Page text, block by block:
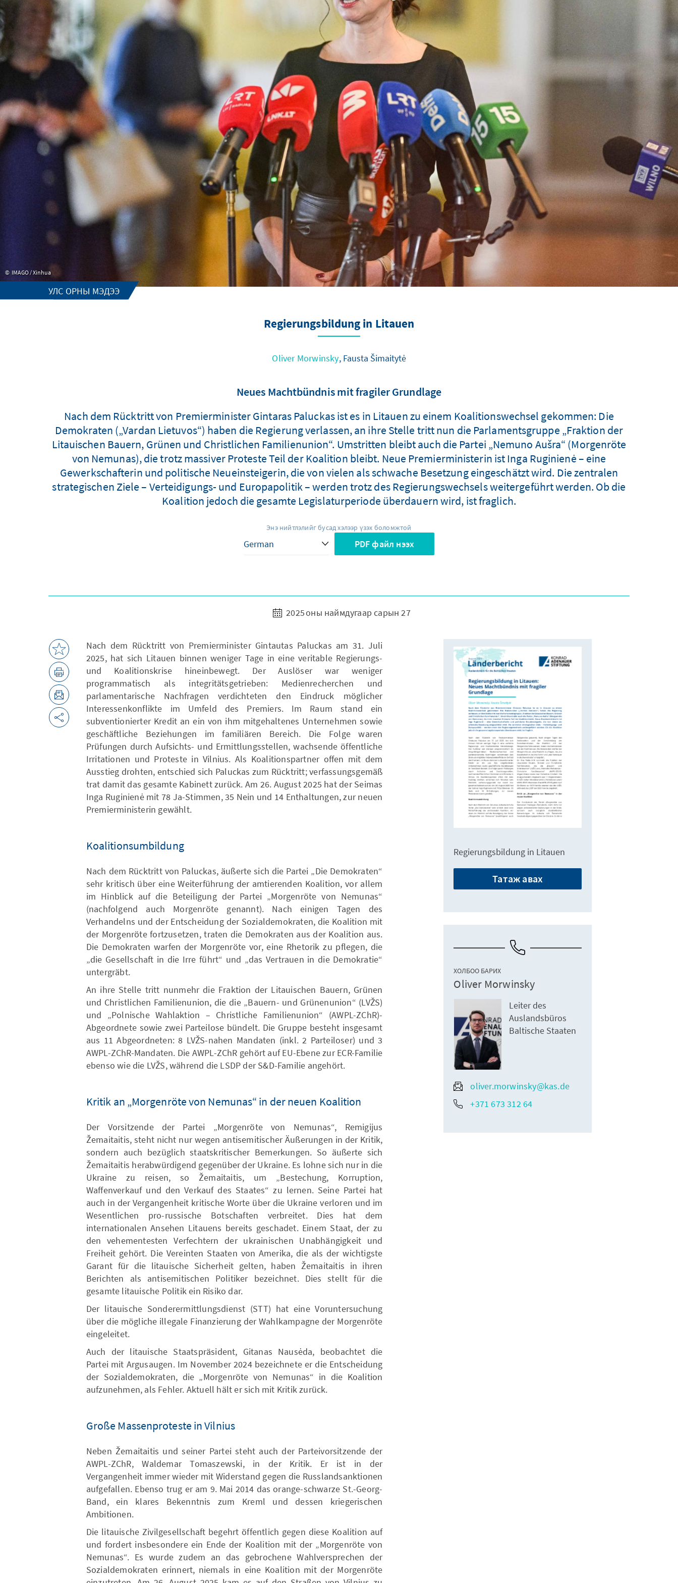
IMAGO / Xinhua
УЛС ОРНЫ МЭДЭЭ
Regierungsbildung in Litauen
Oliver Morwinsky, Fausta Šimaitytė
Neues Machtbündnis mit fragiler Grundlage
Nach dem Rücktritt von Premierminister Gintaras Paluckas ist es in Litauen zu einem Koalitionswechsel gekommen: Die
Demokraten („Vardan Lietuvos“) haben die Regierung verlassen, an ihre Stelle tritt nun die Parlamentsgruppe „Fraktion der
Litauischen Bauern, Grünen und Christlichen Familienunion“. Umstritten bleibt auch die Partei „Nemuno Aušra“ (Morgenröte
von Nemunas), die trotz massiver Proteste Teil der Koalition bleibt. Neue Premierministerin ist Inga Ruginienė – eine
Gewerkschafterin und politische Neueinsteigerin, die von vielen als schwache Besetzung eingeschätzt wird. Die zentralen
strategischen Ziele – Verteidigungs- und Europapolitik – werden trotz des Regierungswechsels weitergeführt werden. Ob die
Koalition jedoch die gesamte Legislaturperiode überdauern wird, ist fraglich.
Энэ нийтлэлийг бусад хэлээр үзэх боломжтой
PDF файл нээх
2025 оны наймдугаар сарын 27
Nach dem Rücktritt von Premierminister Gintautas Paluckas am 31. Juli
2025, hat sich Litauen binnen weniger Tage in eine veritable Regierungs-
und Koalitionskrise hineinbewegt. Der Auslöser war weniger
programmatisch als integritätsgetrieben: Medienrecherchen und
parlamentarische Nachfragen verdichteten den Eindruck möglicher
Interessenkonflikte im Umfeld des Premiers. Im Raum stand ein
subventionierter Kredit an ein von ihm mitgehaltenes Unternehmen sowie
geschäftliche Beziehungen im familiären Bereich. Die Folge waren
Prüfungen durch Aufsichts- und Ermittlungsstellen, wachsende öffentliche
Irritationen und Proteste in Vilnius. Als Koalitionspartner offen mit dem
Ausstieg drohten, entschied sich Paluckas zum Rücktritt; verfassungsgemäß
trat damit das gesamte Kabinett zurück. Am 26. August 2025 hat der Seimas
Inga Ruginienė mit 78 Ja-Stimmen, 35 Nein und 14 Enthaltungen, zur neuen
Premierministerin gewählt.
Koalitionsumbildung
Nach dem Rücktritt von Paluckas, äußerte sich die Partei „Die Demokraten“
sehr kritisch über eine Weiterführung der amtierenden Koalition, vor allem
im Hinblick auf die Beteiligung der Partei „Morgenröte von Nemunas“
(nachfolgend auch Morgenröte genannt). Nach einigen Tagen des
Verhandelns und der Entscheidung der Sozialdemokraten, die Koalition mit
der Morgenröte fortzusetzen, traten die Demokraten aus der Koalition aus.
Die Demokraten warfen der Morgenröte vor, eine Rhetorik zu pflegen, die
„die Gesellschaft in die Irre führt“ und „das Vertrauen in die Demokratie“
untergräbt.
An ihre Stelle tritt nunmehr die Fraktion der Litauischen Bauern, Grünen
und Christlichen Familienunion, die die „Bauern- und Grünenunion“ (LVŽS)
und „Polnische Wahlaktion – Christliche Familienunion“ (AWPL-ZChR)-
Abgeordnete sowie zwei Parteilose bündelt. Die Gruppe besteht insgesamt
aus 11 Abgeordneten: 8 LVŽS-nahen Mandaten (inkl. 2 Parteiloser) und 3
AWPL-ZChR-Mandaten. Die AWPL-ZChR gehört auf EU-Ebene zur ECR-Familie
ebenso wie die LVŽS, während die LSDP der S&D-Familie angehört.
Kritik an „Morgenröte von Nemunas“ in der neuen Koalition
Der Vorsitzende der Partei „Morgenröte von Nemunas“, Remigijus
Žemaitaitis, steht nicht nur wegen antisemitischer Äußerungen in der Kritik,
sondern auch bezüglich staatskritischer Bemerkungen. So äußerte sich
Žemaitaitis herabwürdigend gegenüber der Ukraine. Es lohne sich nur in die
Ukraine zu reisen, so Žemaitaitis, um „Bestechung, Korruption,
Waffenverkauf und den Verkauf des Staates“ zu lernen. Seine Partei hat
auch in der Vergangenheit kritische Worte über die Ukraine verloren und im
Wesentlichen pro-russische Botschaften verbreitet. Dies hat dem
internationalen Ansehen Litauens bereits geschadet. Einem Staat, der zu
den vehementesten Verfechtern der ukrainischen Unabhängigkeit und
Freiheit gehört. Die Vereinten Staaten von Amerika, die als der wichtigste
Garant für die litauische Sicherheit gelten, haben Žemaitaitis in ihren
Berichten als antisemitischen Politiker bezeichnet. Dies stellt für die
gesamte litauische Politik ein Risiko dar.
Der litauische Sonderermittlungsdienst (STT) hat eine Voruntersuchung
über die mögliche illegale Finanzierung der Wahlkampagne der Morgenröte
eingeleitet.
Auch der litauische Staatspräsident, Gitanas Nausėda, beobachtet die
Partei mit Argusaugen. Im November 2024 bezeichnete er die Entscheidung
der Sozialdemokraten, die „Morgenröte von Nemunas“ in die Koalition
aufzunehmen, als Fehler. Aktuell hält er sich mit Kritik zurück.
Große Massenproteste in Vilnius
Neben Žemaitaitis und seiner Partei steht auch der Parteivorsitzende der
AWPL-ZChR, Waldemar Tomaszewski, in der Kritik. Er ist in der
Vergangenheit immer wieder mit Widerstand gegen die Russlandsanktionen
aufgefallen. Ebenso trug er am 9. Mai 2014 das orange-schwarze St.-Georg-
Band, ein klares Bekenntnis zum Kreml und dessen kriegerischen
Ambitionen.
Die litauische Zivilgesellschaft begehrt öffentlich gegen diese Koalition auf
und fordert insbesondere ein Ende der Koalition mit der „Morgenröte von
Nemunas“. Es wurde zudem an das gebrochene Wahlversprechen der
Sozialdemokraten erinnert, niemals in eine Koalition mit der Morgenröte
Regierungsbildung in Litauen
Татаж авах
ХОЛБОО БАРИХ
Oliver Morwinsky
Leiter des
Auslandsbüros
Baltische Staaten
oliver.morwinsky@kas.de
+371 673 312 64